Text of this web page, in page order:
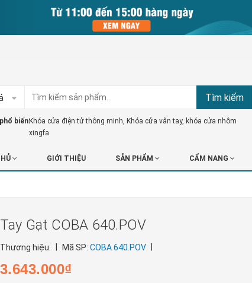
Tìm kiếm
biến:Khóa cửa điện tử thông minh, Khóa cửa vân tay, khóa cửa nhôm
xingfa
GIỚI THIỆU SẢN PHẨM CẨM NANG
Tay Gạt COBA 640.POV
Thương hiệu: Mã SP: COBA 640.POV
3.643.000₫